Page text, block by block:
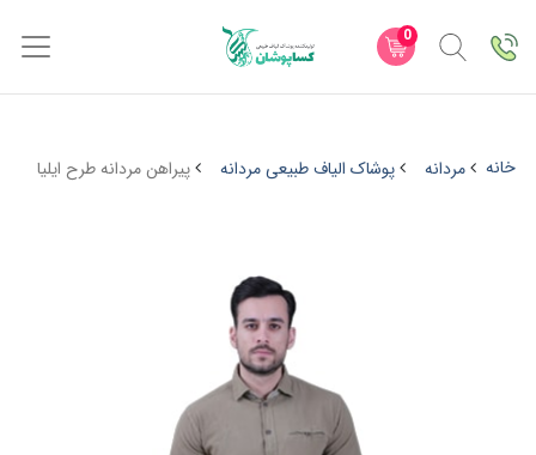
0
خانه مردانه پوشاک الیاف طبیعی مردانه پیراهن مردانه طرح ایلیا